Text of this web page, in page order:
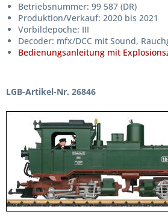
Betriebsnummer: 99 587 (DR)
Produktion/Verkauf: 2020 bis 2021
Vorbildepoche: III
Decoder: mfx/DCC mit Sound,
Bedienungsanleitung mit
LGB-Artikel-Nr. 26846